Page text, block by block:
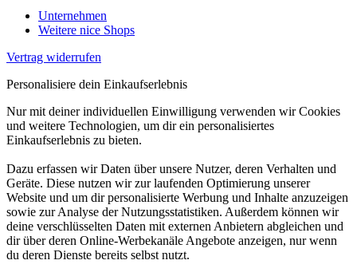
Unternehmen
Weitere nice Shops
Vertrag widerrufen
Personalisiere dein Einkaufserlebnis
Nur mit deiner individuellen Einwilligung verwenden wir Cookies
und weitere Technologien, um dir ein personalisiertes
Einkaufserlebnis zu bieten.
Dazu erfassen wir Daten über unsere Nutzer, deren Verhalten und
Geräte. Diese nutzen wir zur laufenden Optimierung unserer
Website und um dir personalisierte Werbung und Inhalte anzuzeigen
sowie zur Analyse der Nutzungsstatistiken. Außerdem können wir
deine verschlüsselten Daten mit externen Anbietern abgleichen und
dir über deren Online-Werbekanäle Angebote anzeigen, nur wenn
du deren Dienste bereits selbst nutzt.